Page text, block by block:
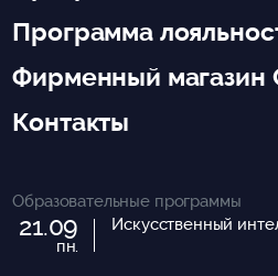
Программа
Фирменный
Контакты
Образовательные программы
21.09
пн.
Искусственный